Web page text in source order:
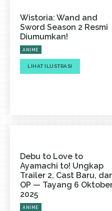
Wistoria: Wand and
Sword Season 2 Resmi
Diumumkan!
ANIME
LIHAT ILUSTRASI
Debu to Love to
Ayamachi to! Ungkap
Trailer 2, Cast Baru,
OP — Tayang 6
2025
ANIME